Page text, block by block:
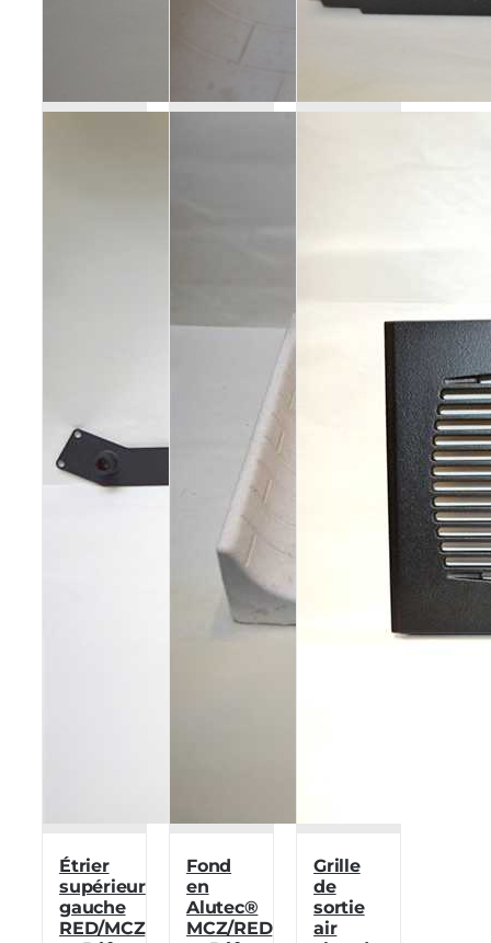
Étrier
supérieur
gauche
RED/MCZ
Fond
en
Alutec®
MCZ/RED
Grille
de
sortie
air